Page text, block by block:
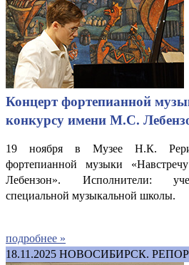
Концерт фортепианной
конкурсу имени М.С.
19 ноября в Музее Н.К.
фортепианной музыки
Лебензон». Исполнители:
специальной музыкальной школы.
подробнее »
18.11.2025 НОВОСИБИРСК.